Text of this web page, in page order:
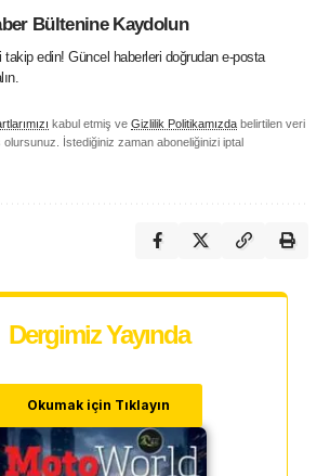
Bültenine Kaydolun
takip edin! Güncel haberleri doğrudan e-posta
kabul etmiş ve Gizlilik Politikamızda belirtilen veri
olursunuz. İstediğiniz zaman aboneliğinizi iptal
Dergimiz Yayında
Okumak için Tıklayın